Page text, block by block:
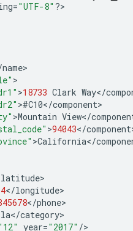
="UTF-8" ?>
name
>18733 Clark Way</
>#C10</component
>Mountain View</
>94043</component
>California</
latitude
</longitude
</phone
</category
year="2017" /